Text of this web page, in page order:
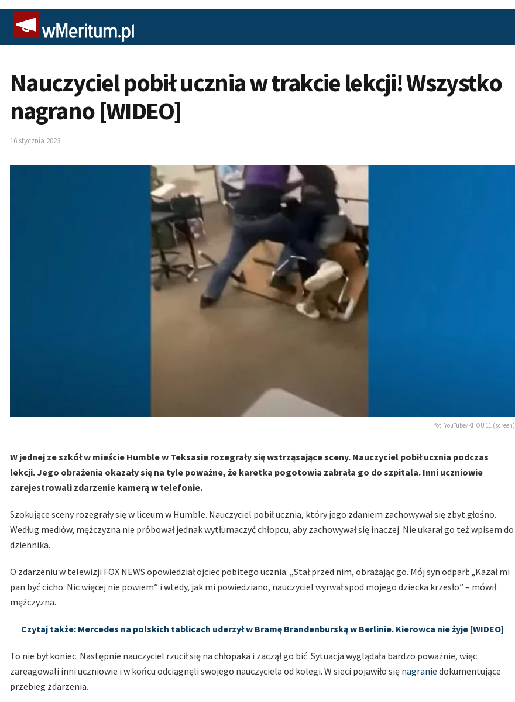
Nauczyciel pobił ucznia w trakcie lekcji! Wszystko
nagrano [WIDEO]
16 stycznia 2023
fot. YouTube/KHOU 11 (screen)
W jednej ze szkół w mieście Humble w Teksasie rozegrały się wstrząsające sceny. Nauczyciel pobił ucznia podczas
lekcji. Jego obrażenia okazały się na tyle poważne, że karetka pogotowia zabrała go do szpitala. Inni uczniowie
zarejestrowali zdarzenie kamerą w telefonie.
Szokujące sceny rozegrały się w liceum w Humble. Nauczyciel pobił ucznia, który jego zdaniem zachowywał się zbyt głośno.
Według mediów, mężczyzna nie próbował jednak wytłumaczyć chłopcu, aby zachowywał się inaczej. Nie ukarał go też wpisem do
dziennika.
O zdarzeniu w telewizji FOX NEWS opowiedział ojciec pobitego ucznia. „Stał przed nim, obrażając go. Mój syn odparł: „Kazał mi
pan być cicho. Nic więcej nie powiem” i wtedy, jak mi powiedziano, nauczyciel wyrwał spod mojego dziecka krzesło” – mówił
mężczyzna.
Czytaj także: Mercedes na polskich tablicach uderzył w Bramę Brandenburską w Berlinie. Kierowca nie żyje [WIDEO]
To nie był koniec. Następnie nauczyciel rzucił się na chłopaka i zaczął go bić. Sytuacja wyglądała bardzo poważnie, więc
zareagowali inni uczniowie i w końcu odciągnęli swojego nauczyciela od kolegi. W sieci pojawiło się nagranie dokumentujące
przebieg zdarzenia.